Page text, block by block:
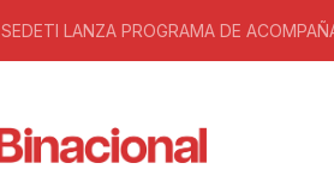
SEDETI LANZA PROGRAMA DE